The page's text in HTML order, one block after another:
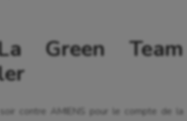
Green Team
soir contre AMIENS pour le compte de la